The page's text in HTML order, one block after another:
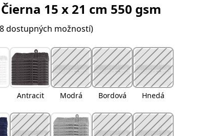
15 x 21 cm 550 gsm
dostupných možností)
Antracit Modrá Bordová Hnedá